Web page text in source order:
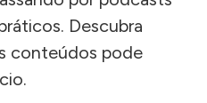
Descubra
conteúdos pode